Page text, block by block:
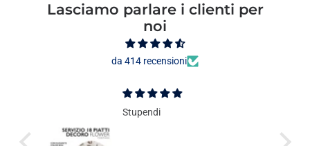
Lasciamo parlare i clienti per
noi
da 414 recensioni
Stupendi